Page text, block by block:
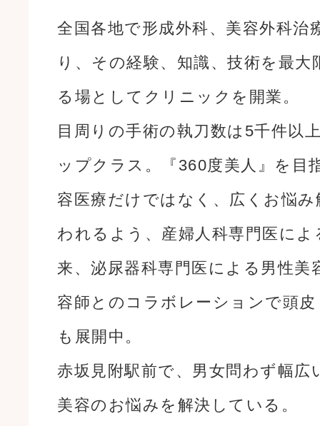
全国各地で形成外科、美容外科治
り、その経験、知識、技術を最大
る場としてクリニックを開業。
目周りの手術の執刀数は5千件以
ップクラス。『360度美人』を目
容医療だけではなく、広くお悩み
われるよう、産婦人科専門医によ
来、泌尿器科専門医による男性美
容師とのコラボレーションで頭皮
も展開中。
赤坂見附駅前で、男女問わず幅広
美容のお悩みを解決している。